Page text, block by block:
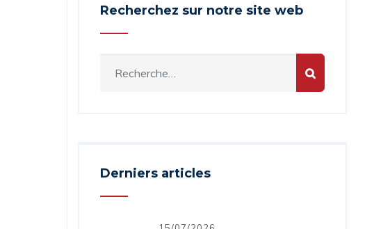
Recherchez sur notre site web
Derniers articles